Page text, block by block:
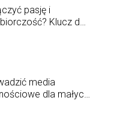
pasję i
Klucz do
media
dla małych